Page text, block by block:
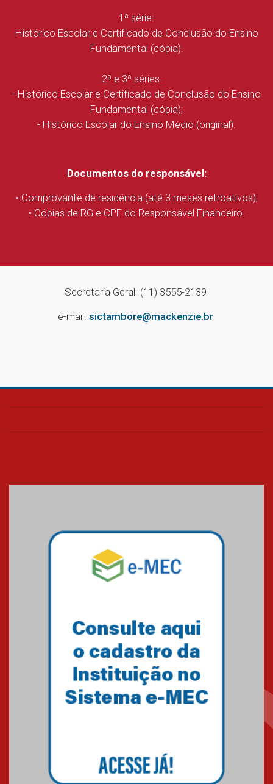
1ª série:
Histórico Escolar e Certificado de Conclusão do Ensino
Fundamental (cópia).
2ª e 3ª séries:
- Histórico Escolar e Certificado de Conclusão do Ensino
Fundamental (cópia);
- Histórico Escolar do Ensino Médio (original).
Documentos do responsável:
• Comprovante de residência (até 3 meses retroativos);
• Cópias de RG e CPF do Responsável Financeiro.
Secretaria Geral: (11) 3555-2139
e-mail: sictambore@mackenzie.br